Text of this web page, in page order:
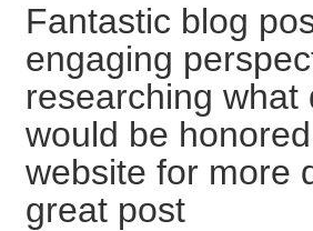
Fantastic blog
engaging
researching
would be
website for more
great post